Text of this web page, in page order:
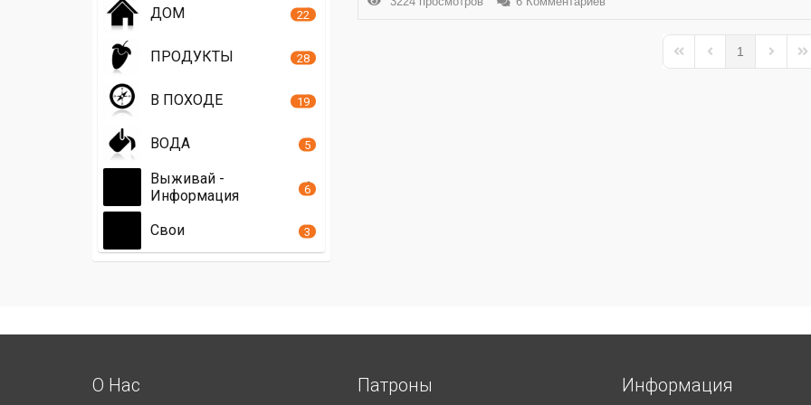
First PagePrevious Page
1
Next
ДОМ 22
ПРОДУКТЫ 28
В ПОХОДЕ 19
ВОДА 5
Выживай -
Информация
6
Свои 3
О Нас Патроны Информация